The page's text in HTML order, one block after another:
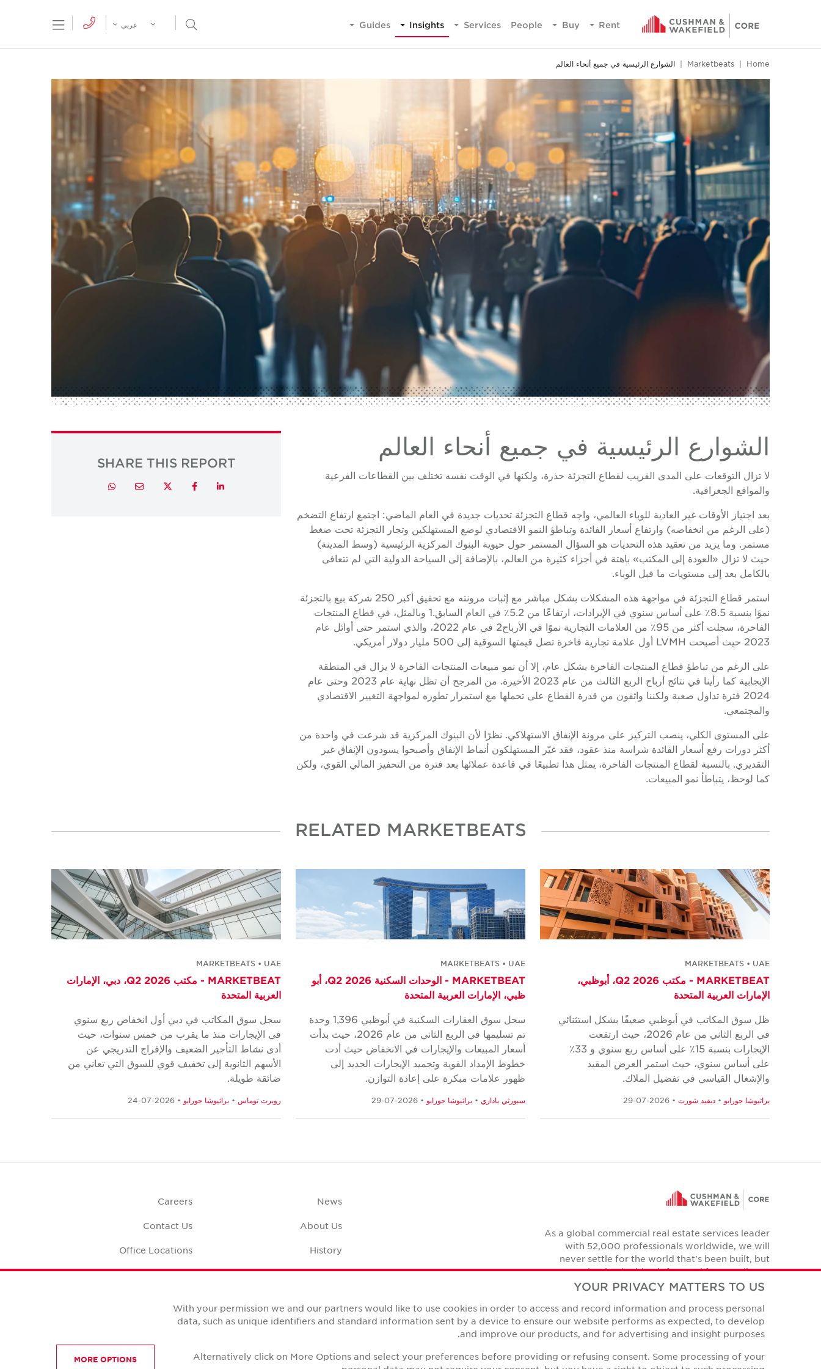
Rent
Buy
People
Services
Insights
Guides
Menu Open Search Menu
عربي
Home
Marketbeats الشوارع الرئيسية في جميع أنحاء العالم
الشوارع الرئيسية في جميع أنحاء العالم
لا تزال التوقعات على المدى القريب لقطاع التجزئة حذرة، ولكنها في الوقت نفسه تختلف بين القطاعات الفرعية
والمواقع الجغرافية.
بعد اجتياز الأوقات غير العادية للوباء العالمي، واجه قطاع التجزئة تحديات جديدة في العام الماضي: اجتمع ارتفاع التضخم
(على الرغم من انخفاضه) وارتفاع أسعار الفائدة وتباطؤ النمو الاقتصادي لوضع المستهلكين وتجار التجزئة تحت ضغط
مستمر. وما يزيد من تعقيد هذه التحديات هو السؤال المستمر حول حيوية البنوك المركزية الرئيسية (وسط المدينة)
حيث لا تزال «العودة إلى المكتب» باهتة في أجزاء كثيرة من العالم، بالإضافة إلى السياحة الدولية التي لم تتعافى
بالكامل بعد إلى مستويات ما قبل الوباء.
استمر قطاع التجزئة في مواجهة هذه المشكلات بشكل مباشر مع إثبات مرونته مع تحقيق أكبر 250 شركة بيع بالتجزئة
نموًا بنسبة 8.5٪ على أساس سنوي في الإيرادات، ارتفاعًا من 5.2٪ في العام السابق.1 وبالمثل، في قطاع المنتجات
الفاخرة، سجلت أكثر من 95٪ من العلامات التجارية نموًا في الأرباح2 في عام 2022، والذي استمر حتى أوائل عام
2023 حيث أصبحت LVMH أول علامة تجارية فاخرة تصل قيمتها السوقية إلى 500 مليار دولار أمريكي.
على الرغم من تباطؤ قطاع المنتجات الفاخرة بشكل عام، إلا أن نمو مبيعات المنتجات الفاخرة لا يزال في المنطقة
الإيجابية كما رأينا في نتائج أرباح الربع الثالث من عام 2023 الأخيرة. من المرجح أن تظل نهاية عام 2023 وحتى عام
2024 فترة تداول صعبة ولكننا واثقون من قدرة القطاع على تحملها مع استمرار تطوره لمواجهة التغيير الاقتصادي
والمجتمعي.
على المستوى الكلي، ينصب التركيز على مرونة الإنفاق الاستهلاكي. نظرًا لأن البنوك المركزية قد شرعت في واحدة من
أكثر دورات رفع أسعار الفائدة شراسة منذ عقود، فقد غيّر المستهلكون أنماط الإنفاق وأصبحوا يسودون الإنفاق غير
التقديري. بالنسبة لقطاع المنتجات الفاخرة، يمثل هذا تطبيعًا في قاعدة عملائها بعد فترة من التحفيز المالي القوي، ولكن
كما لوحظ، يتباطأ نمو المبيعات.
SHARE THIS REPORT
LinkedIn
Facebook
Twitter
Email
Whatsapp
RELATED MARKETBEATS
MARKETBEATS • UAE
MARKETBEAT - مكتب Q2 2026، أبوظبي،
الإمارات العربية المتحدة
ظل سوق المكاتب في أبوظبي ضعيفًا بشكل استثنائي
في الربع الثاني من عام 2026، حيث ارتفعت
الإيجارات بنسبة 15٪ على أساس ربع سنوي و 33٪
على أساس سنوي، حيث استمر العرض المقيد
والإشغال القياسي في تفضيل الملاك.
براثيوشا جورابو • ديفيد شورت • 2026-07-29
MARKETBEATS • UAE
MARKETBEAT - الوحدات السكنية Q2 2026، أبو
ظبي، الإمارات العربية المتحدة
سجل سوق العقارات السكنية في أبوظبي 1,396 وحدة
تم تسليمها في الربع الثاني من عام 2026، حيث بدأت
أسعار المبيعات والإيجارات في الانخفاض حيث أدت
خطوط الإمداد القوية وتجميد الإيجارات الجديد إلى
ظهور علامات مبكرة على إعادة التوازن.
سبورثي باداري• براثيوشا جورابو • 2026-07-29
MARKETBEATS • UAE
MARKETBEAT - مكتب Q2 2026، دبي، الإمارات
العربية المتحدة
سجل سوق المكاتب في دبي أول انخفاض ربع سنوي
في الإيجارات منذ ما يقرب من خمس سنوات، حيث
أدى نشاط التأجير الضعيف والإفراج التدريجي عن
الأسهم الثانوية إلى تخفيف قوي للسوق التي تعاني من
ضائقة طويلة.
روبرت توماس• براثيوشا جورابو • 2026-07-24
As a global commercial real estate services leader
with 52,000 professionals worldwide, we will
never settle for the world that's been built, but
relentlessly drive it forward for our clients,
colleagues and communities.
LinkedIn
Facebook
Twitter
Instagram
YouTube
News
About Us
History
Case Studies
Careers
Contact Us
Office Locations
Corporate Social
YOUR PRIVACY MATTERS TO US
With your permission we and our partners would like to use cookies in order to access and record information and process personal
data, such as unique identifiers and standard information sent by a device to ensure our website performs as expected, to develop
and improve our products, and for advertising and insight purposes.
Alternatively click on More Options and select your preferences before providing or refusing consent. Some processing of your
MORE OPTIONS